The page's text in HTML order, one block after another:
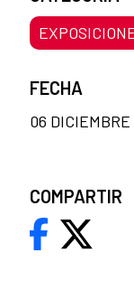
FECHA
06
COMPARTIR